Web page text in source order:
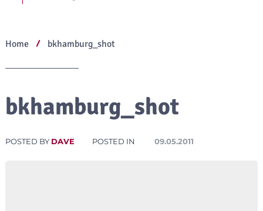
Home bkhamburg_shot
bkhamburg_shot
POSTED BY DAVE POSTED IN 09.05.2011